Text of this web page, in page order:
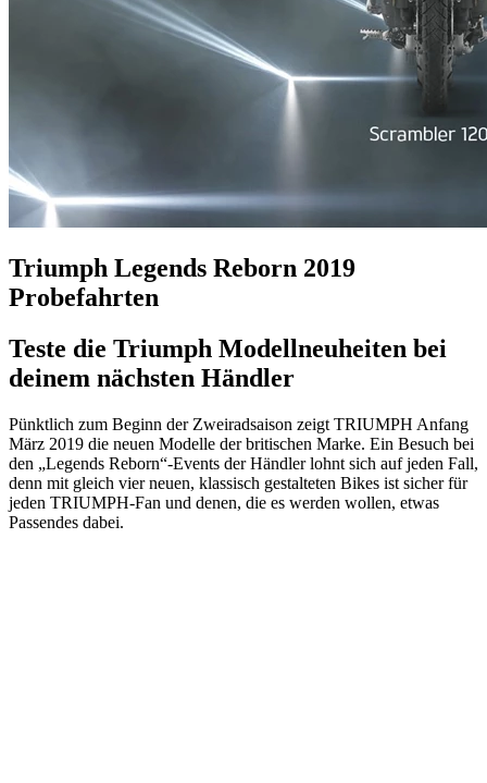
Triumph Legends Reborn 2019
Probefahrten
Teste die Triumph Modellneuheiten bei
deinem nächsten Händler
Pünktlich zum Beginn der Zweiradsaison zeigt TRIUMPH Anfang
März 2019 die neuen Modelle der britischen Marke. Ein Besuch bei
den „Legends Reborn“-Events der Händler lohnt sich auf jeden Fall,
denn mit gleich vier neuen, klassisch gestalteten Bikes ist sicher für
jeden TRIUMPH-Fan und denen, die es werden wollen, etwas
Passendes dabei.